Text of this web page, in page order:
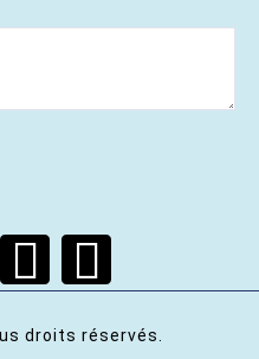
droits réservés.